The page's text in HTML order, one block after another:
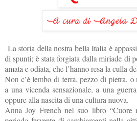
La storia della nostra bella Italia è
di spunti; è stata forgiata dalla miriade di
amata e odiata, che l’hanno resa la culla
Non c’è lembo di terra, pezzo di pietra, o
a una vicenda sensazionale, a una
oppure alla nascita di una cultura nuova.
Anna Joy French nel suo libro “Cuore